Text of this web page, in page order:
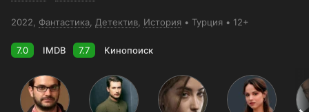
2022, Фантастика Детектив История Турция 12+
7.0 IMDB 7.7 Кинопоиск